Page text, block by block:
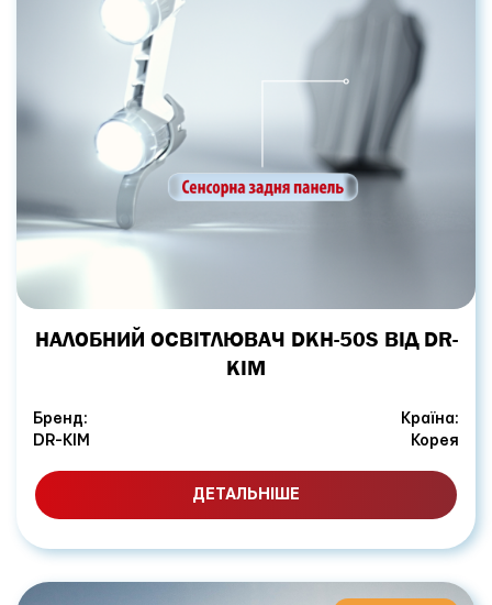
НАЛОБНИЙ ОСВІТЛЮВАЧ DKH-50S ВІД DR-
KIM
Бренд:
DR-KIM
Країна:
Корея
ДЕТАЛЬНІШЕ